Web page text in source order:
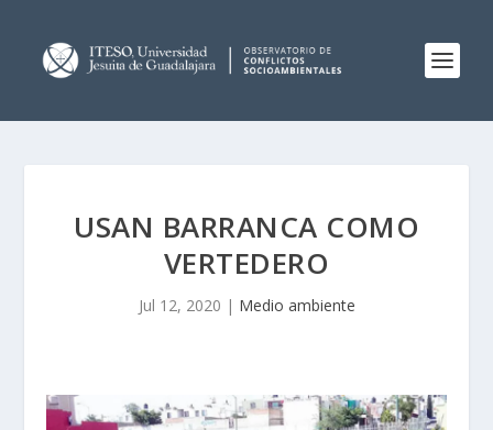
USAN BARRANCA COMO
VERTEDERO
Jul 12, 2020 | Medio ambiente